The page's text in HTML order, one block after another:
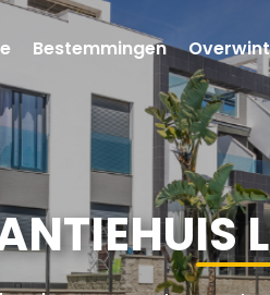
Bestemmingen